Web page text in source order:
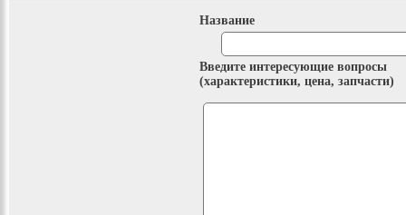
Название
Введите интересующие вопросы
(характеристики, цена, запчасти)